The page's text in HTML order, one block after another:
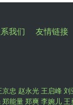
我们 友情链接
忠 赵永光 王启峰 刘
能量 郑爽 李婉儿